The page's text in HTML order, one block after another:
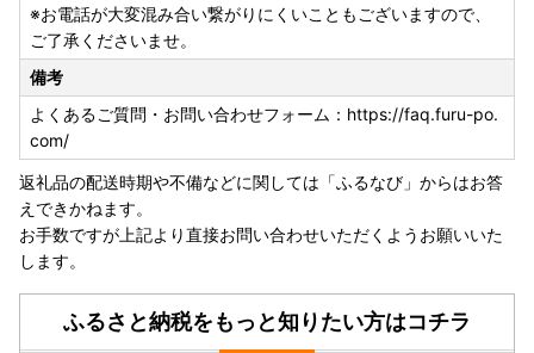
※お電話が大変混み合い繋がりにくいこともございますので、
ご了承くださいませ。
備考
よくあるご質問・お問い合わせフォーム：https://faq.furu-po.
com/
返礼品の配送時期や不備などに関しては「ふるなび」からはお答
えできかねます。
お手数ですが上記より直接お問い合わせいただくようお願いいた
します。
ふるさと納税をもっと知りたい方はコチラ